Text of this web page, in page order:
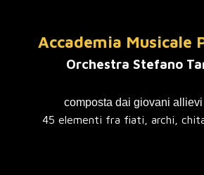
Accademia Musicale
Orchestra Stefano
composta dai giovani
45 elementi fra fiati, archi,